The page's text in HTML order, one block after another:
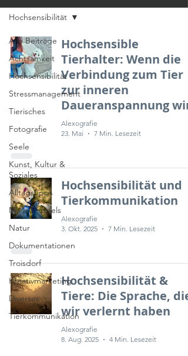
Alle Beiträge
Achtsamkeit
Hochsensibilität
Stressmanagement
Tierisches
Fotografie
Seele
Kunst, Kultur &
Soziales
Alltagstipps
Marla Peppels
Natur
Dokumentationen
Troisdorf
Kreativmarketing
Diverses
Tierkommunikation
Hochsensibilität
Hochsensible
Tierhalter: Wenn die
Verbindung zum Tier
zur inneren
Daueranspannung
Alexografie
23. Mai
7 Min. Lesezeit
Hochsensibilität und
Tierkommunikation
Alexografie
3. Okt. 2025
7 Min. Lesezeit
Hochsensibilität &
Tiere: Die Sprache, die
wir verlernt haben
Alexografie
8. Aug. 2025
4 Min. Lesezeit